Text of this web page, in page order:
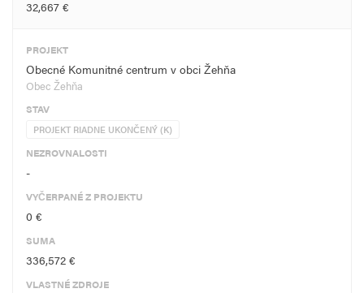
32,667 €
PROJEKT
Obecné Komunitné centrum v obci Žehňa
Obec Žehňa
STAV
PROJEKT RIADNE UKONČENÝ (K)
NEZROVNALOSTI
-
VYČERPANÉ Z PROJEKTU
0 €
SUMA
336,572 €
VLASTNÉ ZDROJE